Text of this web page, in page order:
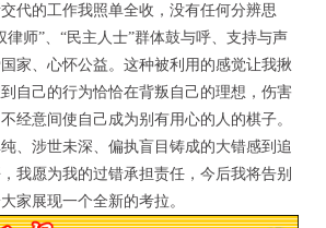
代的工作我照单全收，没有任何分辨思
律师”、“民主人士”群体鼓与呼、支持与声
家、心怀公益。这种被利用的感觉让我揪
自己的行为恰恰在背叛自己的理想，伤害
经意间使自己成为别有用心的人的棋子。
涉世未深、偏执盲目铸成的大错感到追
我愿为我的过错承担责任，今后我将告别
家展现一个全新的考拉。